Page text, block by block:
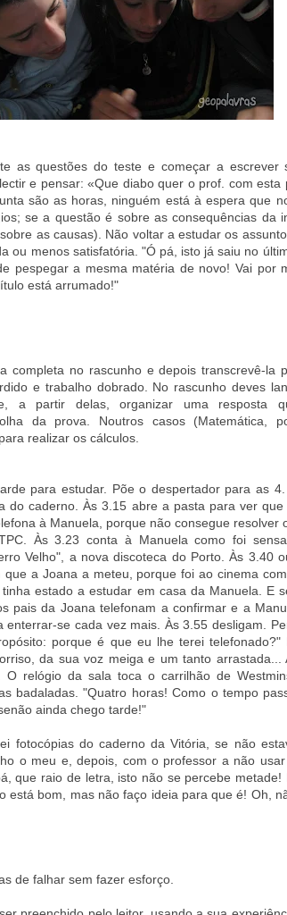
as questões do teste e começar a escrever
e pensar: «Que diabo quer o prof. com esta
são as horas, ninguém está à espera que
se a questão é sobre as consequências da
as causas). Não voltar a estudar os
ou menos satisfatória. "Ó pá, isto já saiu no
pespegar a mesma matéria de novo! Vai por
está arrumado!"
completa no rascunho e depois transcrevê-la
e trabalho dobrado. No rascunho deves
a partir delas, organizar uma resposta
da prova. Noutros casos (Matemática,
realizar os cálculos.
para estudar. Põe o despertador para as
do caderno. Às 3.15 abre a pasta para ver que
à Manuela, porque não consegue resolver
Às 3.23 conta à Manuela como foi
Velho", a nova discoteca do Porto. Às 3.40
que a Joana a meteu, porque foi ao cinema
estado a estudar em casa da Manuela. E
pais da Joana telefonam a confirmar e a
enterrar-se cada vez mais. Às 3.55 desligam.
porque é que eu lhe terei telefonado?"
da sua voz meiga e um tanto arrastada...
O relógio da sala toca o carrilhão de
badaladas. "Quatro horas! Como o tempo
ainda chego tarde!"
fotocópias do caderno da Vitória, se não
o meu e, depois, com o professor a não usar
que raio de letra, isto não se percebe metade!
está bom, mas não faço ideia para que é! Oh,
de falhar sem fazer esforço.